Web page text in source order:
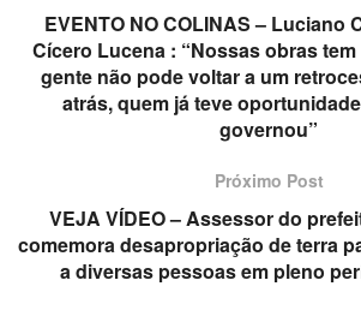
EVENTO NO COLINAS – Luciano
Cícero Lucena : “Nossas obras
gente não pode voltar a um
atrás, quem já teve
governou”
Próximo Post
VEJA VÍDEO – Assessor do
comemora desapropriação de terra
a diversas pessoas em pleno